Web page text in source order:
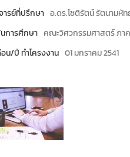
ารย์ที่ปรึกษา อ.ดร.โชติรัตน์ รัตนามหั
การศึกษา คณะวิศวกรรมศาสตร์ ภา
น/ปี ทำโครงงาน 01 มกราคม 2541